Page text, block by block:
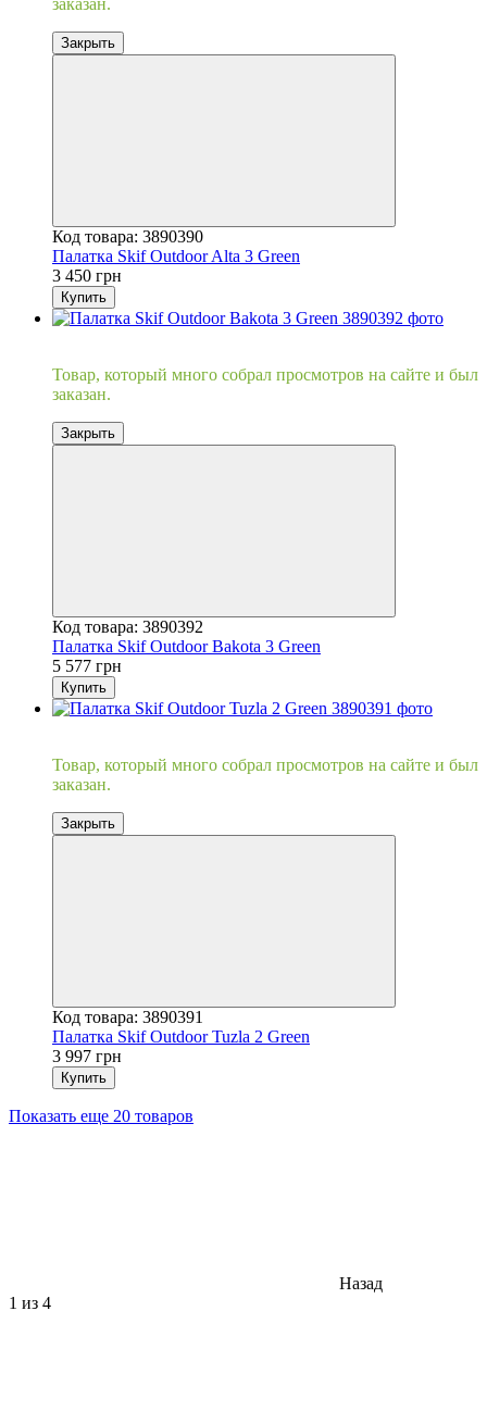
Закрыть
Код товара: 3890390
Палатка Skif Outdoor Alta 3 Green
3 450 грн
Купить
Товар, который много собрал просмотров на сайте и был
заказан.
Закрыть
Код товара: 3890392
Палатка Skif Outdoor Bakota 3 Green
5 577 грн
Купить
Товар, который много собрал просмотров на сайте и был
заказан.
Закрыть
Код товара: 3890391
Палатка Skif Outdoor Tuzla 2 Green
3 997 грн
Купить
Показать еще 20 товаров
Назад
1 из 4